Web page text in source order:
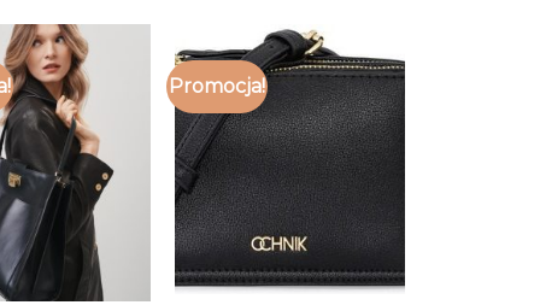
Promocja!